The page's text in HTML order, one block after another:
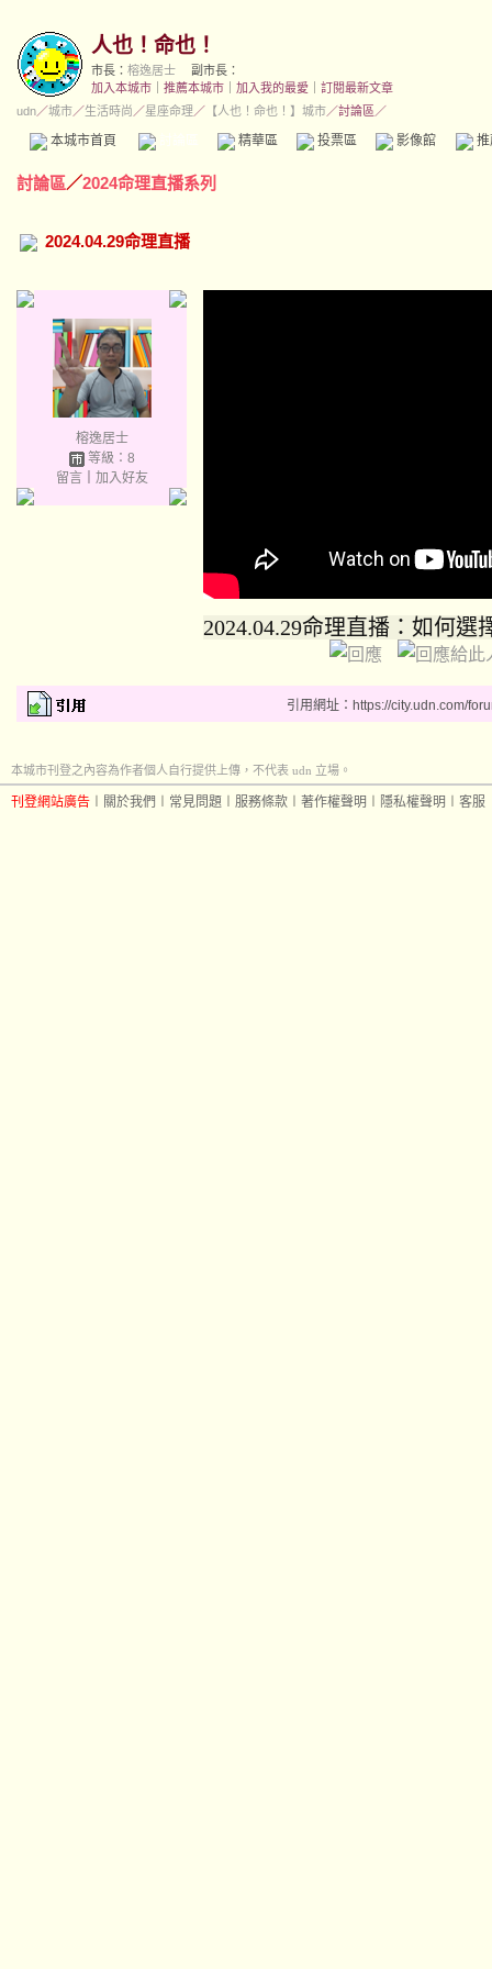
人也！命也！
市長： 榕逸居士
副市長：
加入本城市
推薦本城市 加入我的最愛
訂閱最新文章
udn／城市／生活時尚 ／星座命理 ／ 【人也！命也！】城市／討論區／
本城市首頁 精華區 投票區 影像館
討論區／2024命理直播系列
2024.04.29命理直播
榕逸居士
等級：8
留言｜ 加入好友
2024.04.29命理直播：如何選
引用網址：https://city.udn.com/
本城市刊登之內容為作者個人自行提供上傳，不代表 udn 立場。
刊登網站廣告 關於我們 常見問題 服務條款 著作權聲明 隱私權聲明 客服